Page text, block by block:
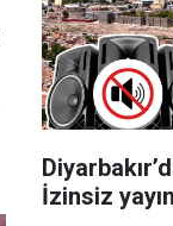
İzinsiz